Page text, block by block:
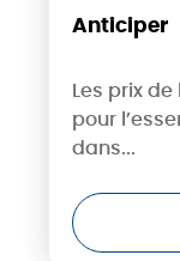
Anticiper
Les prix
pour
dans...